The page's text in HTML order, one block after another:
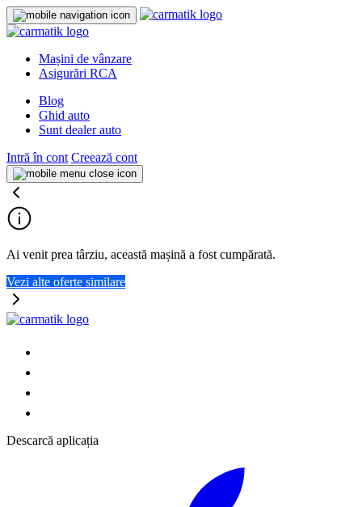
Mașini de vânzare
Asigurări RCA
Blog
Ghid auto
Sunt dealer auto
Intră în cont Creează cont
Ai venit prea târziu, această mașină a fost cumpărată.
Vezi alte oferte similare
Descarcă aplicația